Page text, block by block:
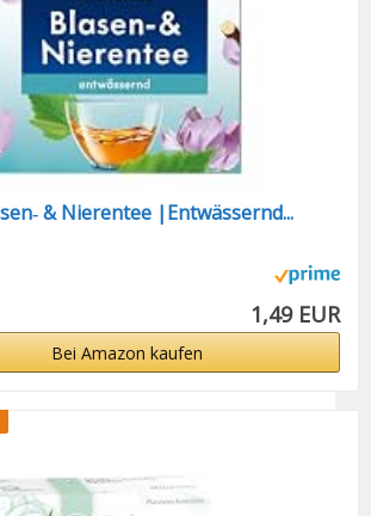
& Nierentee |Entwässernd...
1,49 EUR
Bei Amazon kaufen